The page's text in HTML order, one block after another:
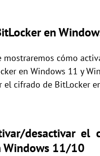
en
mostraremos cómo
en Windows 11 y
el cifrado de BitLocker
desactivar el
Windows 11/10